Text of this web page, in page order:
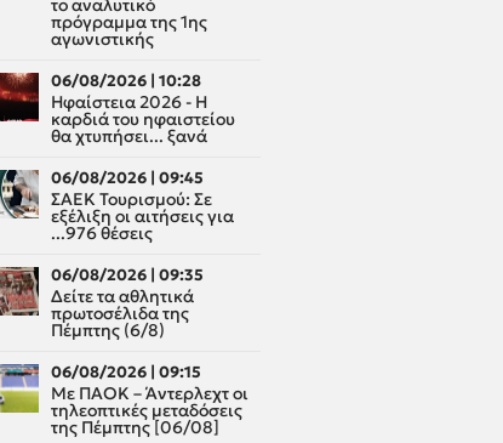
το αναλυτικό
πρόγραμμα της 1ης
αγωνιστικής
06/08/2026 | 10:28
Ηφαίστεια 2026 - Η
καρδιά του ηφαιστείου
θα χτυπήσει... ξανά
06/08/2026 | 09:45
ΣΑΕΚ Τουρισμού: Σε
εξέλιξη οι αιτήσεις για
...976 θέσεις
06/08/2026 | 09:35
Δείτε τα αθλητικά
πρωτοσέλιδα της
Πέμπτης (6/8)
06/08/2026 | 09:15
Με ΠΑΟΚ – Άντερλεχτ οι
τηλεοπτικές μεταδόσεις
της Πέμπτης [06/08]